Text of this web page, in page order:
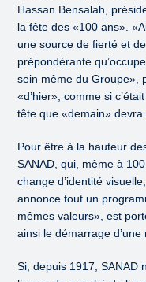
Hassan Bensalah,
la fête des «100 ans».
une source de fierté et
prépondérante
sein même du Groupe»,
«d’hier», comme si
tête que «demain»
Pour être à la hauteur
SANAD, qui, même à
change d’identité
annonce tout un
mêmes valeurs», est
ainsi le démarrage d’une
Si, depuis 1917, SANAD